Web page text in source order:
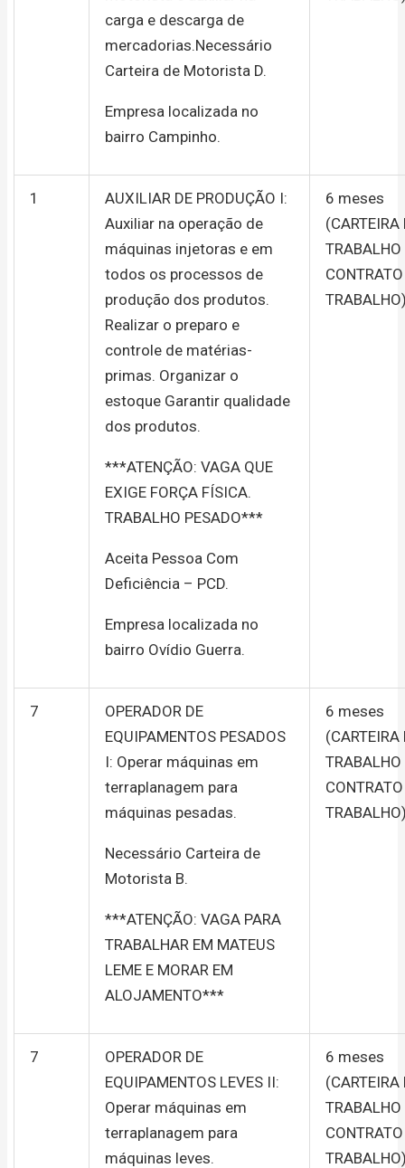
carga e descarga de
mercadorias.Necessário
Carteira de Motorista D.
Empresa localizada no
bairro Campinho.
1
AUXILIAR DE PRODUÇÃO I:
Auxiliar na operação de
máquinas injetoras e em
todos os processos de
produção dos produtos.
Realizar o preparo e
controle de matérias-
primas. Organizar o
estoque Garantir qualidade
dos produtos.
***ATENÇÃO: VAGA QUE
EXIGE FORÇA FÍSICA.
TRABALHO PESADO***
Aceita Pessoa Com
Deficiência – PCD.
Empresa localizada no
bairro Ovídio Guerra.
6 meses
(CARTEIRA
TRABALHO
7
OPERADOR DE
EQUIPAMENTOS PESADOS
I: Operar máquinas em
terraplanagem para
máquinas pesadas.
Necessário Carteira de
Motorista B.
***ATENÇÃO: VAGA PARA
TRABALHAR EM MATEUS
LEME E MORAR EM
ALOJAMENTO***
6 meses
(CARTEIRA
TRABALHO
7
OPERADOR DE
EQUIPAMENTOS LEVES II:
Operar máquinas em
terraplanagem para
máquinas leves.
6 meses
(CARTEIRA
TRABALHO